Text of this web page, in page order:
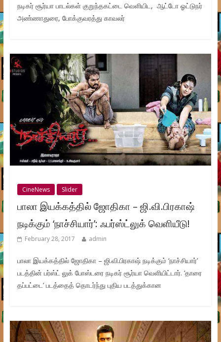
நடிகர் சூர்யா பாடல்கள் குறுந்தகட்டை வெளியிட, ஆட்டோ ஓட்டுநர்
அண்ணாதுரை, போக்குவரத்து காவலர்
CineNews Slider
பாலா இயக்கத்தில் ஜோதிகா – ஜி.வி.பிரகாஷ்
நடிக்கும் ‘நாச்சியார்’: ஃபர்ஸ்ட்லுக் வெளியீடு!
February 28, 2017 admin
பாலா இயக்கத்தில் ஜோதிகா – ஜி.வி.பிரகாஷ் நடிக்கும் ‘நாச்சியார்’
படத்தின் பர்ஸ்ட் லுக் போஸ்டரை நடிகர் சூர்யா வெளியிட்டார். ‘தாரை
தப்பட்டை’ படத்தைத் தொடர்ந்து புதிய படத்துக்கான